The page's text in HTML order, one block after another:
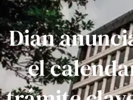
Dian
el